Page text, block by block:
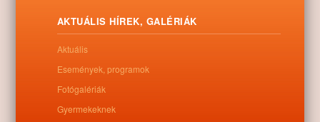
Letöltés
0
AKTUÁLIS HÍREK, GALÉRIÁK
Aktuális
Események, programok
Fotógalériák
Gyermekeknek